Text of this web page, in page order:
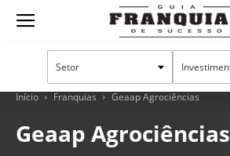
Guia
Franquias
Início Franquias Geaap Agrociências
Geaap Agrociências